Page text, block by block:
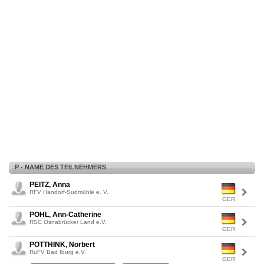
P - NAME DES TEILNEHMERS
GER
PEITZ, Anna
RFV Handorf-Sudmühle e. V.
GER
POHL, Ann-Catherine
RSC Osnabrücker Land e.V.
GER
POTTHINK, Norbert
RuFV Bad Iburg e.V.